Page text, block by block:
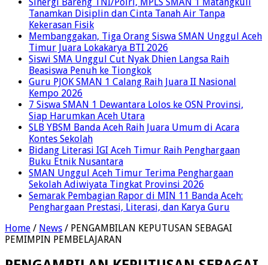
Tanamkan Disiplin dan Cinta Tanah Air Tanpa
Kekerasan Fisik
Membanggakan, Tiga Orang Siswa SMAN Unggul Aceh
Timur Juara Lokakarya BTI 2026
Siswi SMA Unggul Cut Nyak Dhien Langsa Raih
Beasiswa Penuh ke Tiongkok
Guru PJOK SMAN 1 Calang Raih Juara II Nasional
Kempo 2026
7 Siswa SMAN 1 Dewantara Lolos ke OSN Provinsi,
Siap Harumkan Aceh Utara
SLB YBSM Banda Aceh Raih Juara Umum di Acara
Kontes Sekolah
Bidang Literasi IGI Aceh Timur Raih Penghargaan
Buku Etnik Nusantara
SMAN Unggul Aceh Timur Terima Penghargaan
Sekolah Adiwiyata Tingkat Provinsi 2026
Semarak Pembagian Rapor di MIN 11 Banda Aceh:
Penghargaan Prestasi, Literasi, dan Karya Guru
Home / News / PENGAMBILAN KEPUTUSAN SEBAGAI
PEMIMPIN PEMBELAJARAN